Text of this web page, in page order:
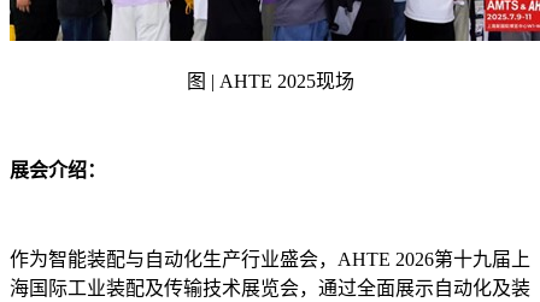
图 | AHTE 2025现场
展会介绍：
作为智能装配与自动化生产行业盛会，AHTE 2026第十九届上
海国际工业装配及传输技术展览会，通过全面展示自动化及装